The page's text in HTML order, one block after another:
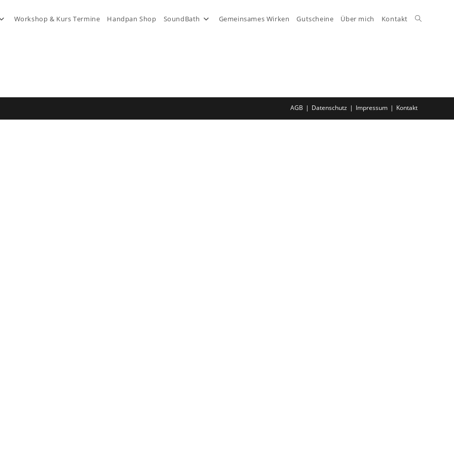
Workshop & Kurs Termine Handpan Shop SoundBath Gemeinsames Wirken Gutscheine Über mich Kontakt Website-
AGB Datenschutz Impressum Kontakt